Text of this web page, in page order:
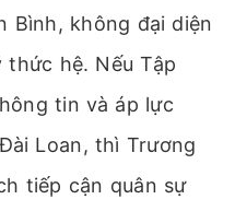
Bình, không đại diện
hệ. Nếu Tập
tin và áp lực
Loan, thì Trương
tiếp cận quân sự